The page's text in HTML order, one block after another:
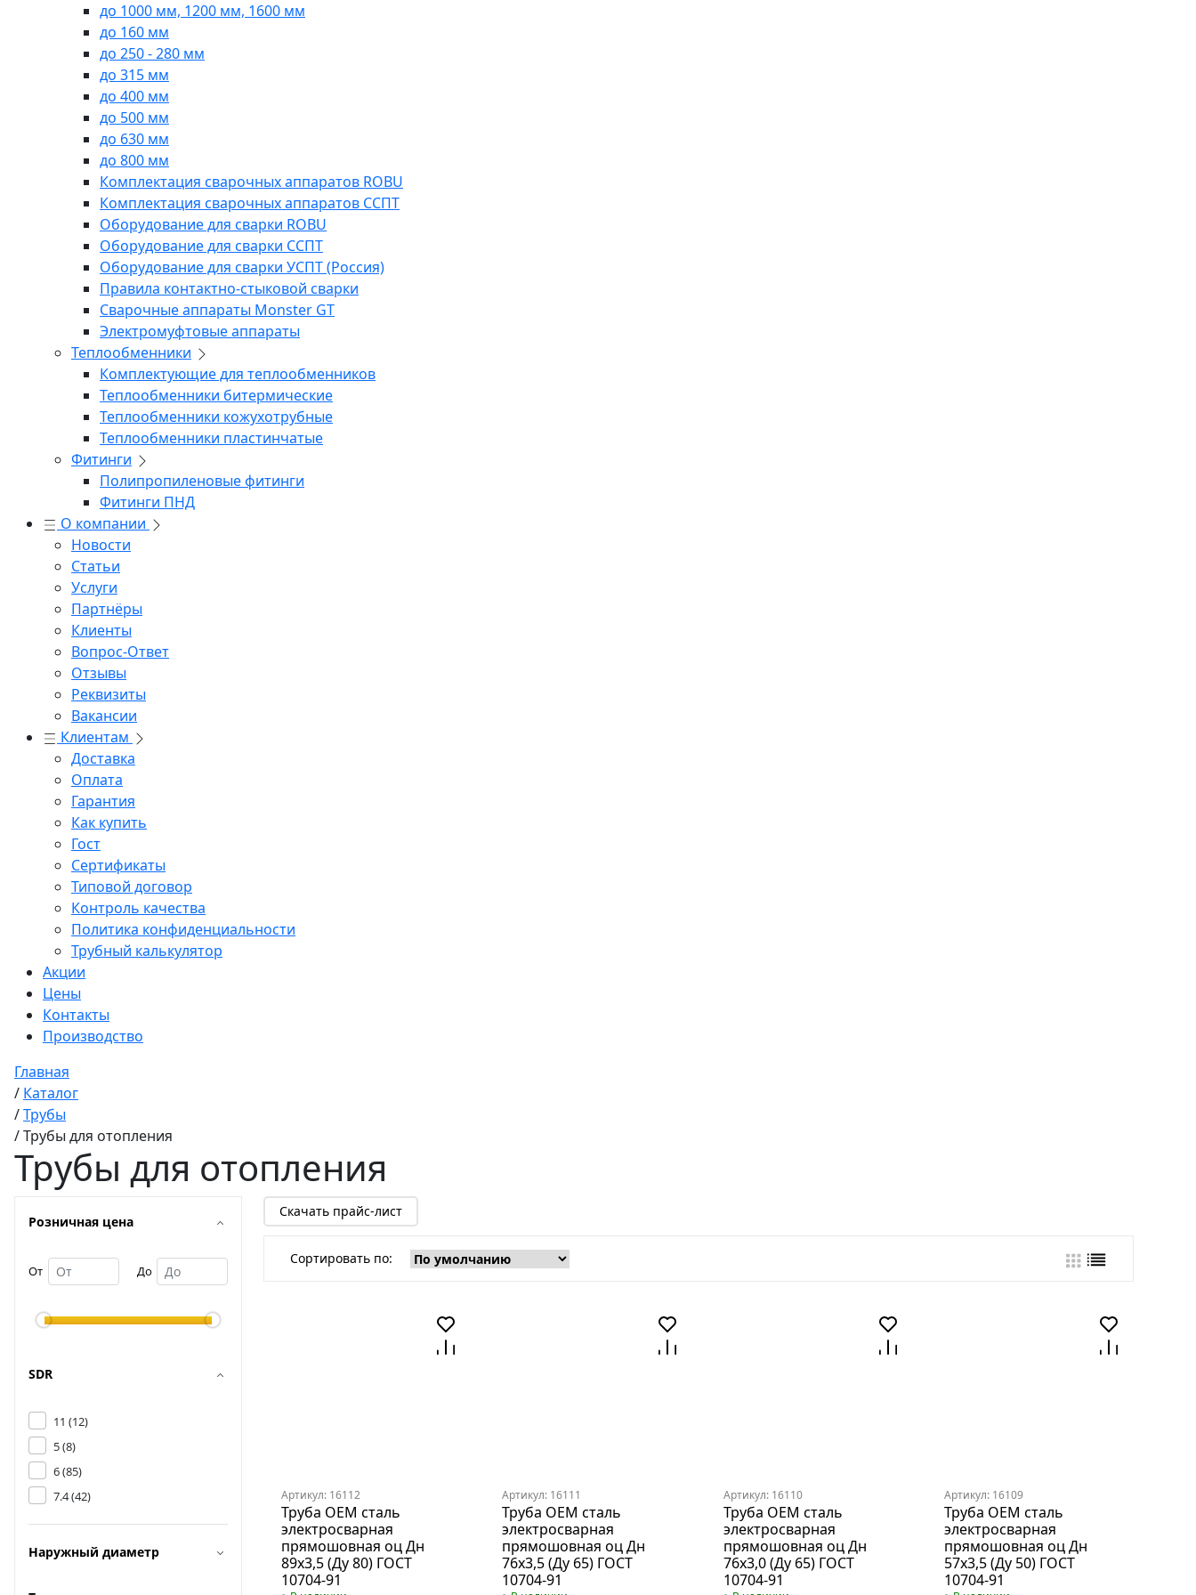
до 1000 мм, 1200 мм, 1600 мм
до 160 мм
до 250 - 280 мм
до 315 мм
до 400 мм
до 500 мм
до 630 мм
до 800 мм
Комплектация сварочных аппаратов ROBU
Комплектация сварочных аппаратов ССПТ
Оборудование для сварки ROBU
Оборудование для сварки ССПТ
Оборудование для сварки УСПТ (Россия)
Правила контактно-стыковой сварки
Сварочные аппараты Monster GT
Электромуфтовые аппараты
Теплообменники
Комплектующие для теплообменников
Теплообменники битермические
Теплообменники кожухотрубные
Теплообменники пластинчатые
Фитинги
Полипропиленовые фитинги
Фитинги ПНД
О компании
Новости
Статьи
Услуги
Партнёры
Клиенты
Вопрос-Ответ
Отзывы
Реквизиты
Вакансии
Клиентам
Доставка
Оплата
Гарантия
Как купить
Гост
Сертификаты
Типовой договор
Контроль качества
Политика конфиденциальности
Трубный калькулятор
Акции
Цены
Контакты
Производство
Главная
/ Каталог
/Трубы
/Трубы для отопления
Трубы для отопления
Розничная цена
От До
SDR
11 (12)
5 (8)
6 (85)
7.4 (42)
Наружный диаметр
Скачать прайс-лист
Сортировать по:
Артикул: 16112
Труба OEM сталь
электросварная
прямошовная оц Дн
89х3,5 (Ду 80) ГОСТ
10704-91
Артикул: 16111
Труба OEM сталь
электросварная
прямошовная оц Дн
76х3,5 (Ду 65) ГОСТ
10704-91
Артикул: 16110
Труба OEM сталь
электросварная
прямошовная оц Дн
76х3,0 (Ду 65) ГОСТ
10704-91
Артикул: 16109
Труба OEM сталь
электросварная
прямошовная оц Дн
57х3,5 (Ду 50) ГОСТ
10704-91